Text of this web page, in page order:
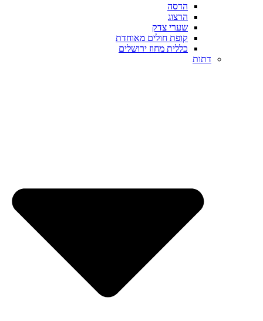
הדסה
הרצוג
שערי צדק
קופת חולים מאוחדת
כללית מחוז ירושלים
דתות